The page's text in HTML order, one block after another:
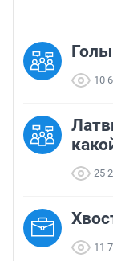
10
25
11